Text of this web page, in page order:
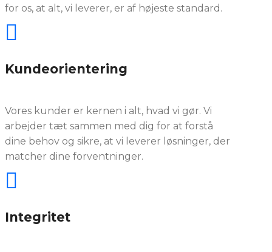
for os, at alt, vi leverer, er af højeste standard.

Kundeorientering
Vores kunder er kernen i alt, hvad vi gør. Vi
arbejder tæt sammen med dig for at forstå
dine behov og sikre, at vi leverer løsninger, der
matcher dine forventninger.

Integritet